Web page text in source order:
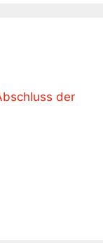
der